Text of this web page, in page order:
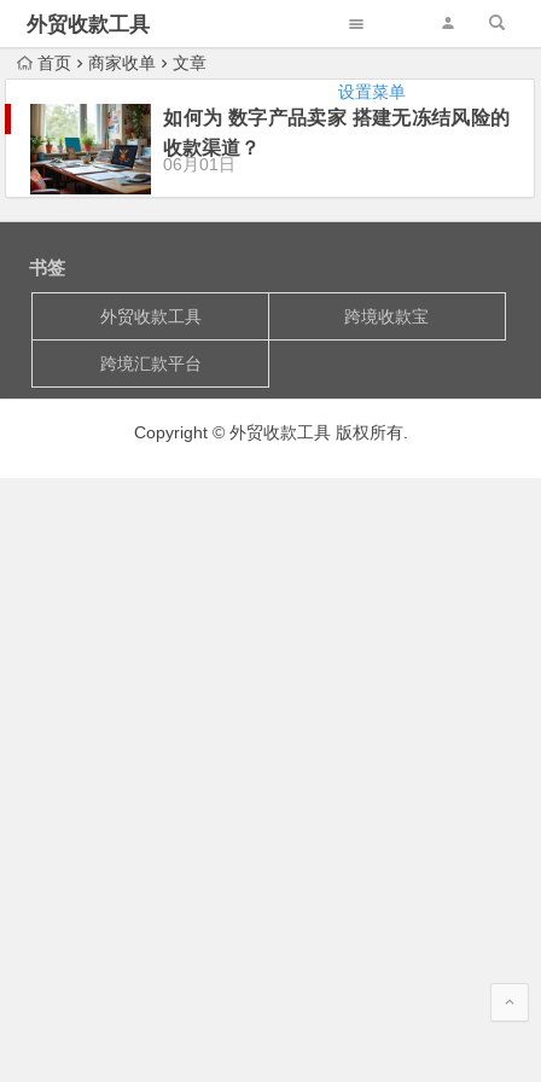
外贸收款工具
设置菜单
首页 商家收单 文章
如何为 数字产品卖家 搭建无冻结风险的
收款渠道？
06月01日
书签
外贸收款工具 跨境收款宝
跨境汇款平台
Copyright © 外贸收款工具 版权所有.